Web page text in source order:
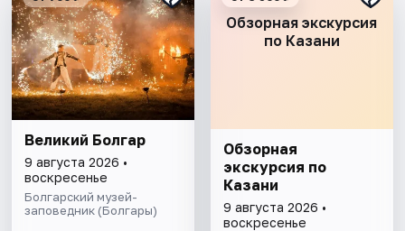
Великий Болгар
9 августа 2026 •
воскресенье
Болгарский музей-
заповедник (Болгары)
Обзорная экскурсия
по Казани
Обзорная
экскурсия по
Казани
9 августа 2026 •
воскресенье